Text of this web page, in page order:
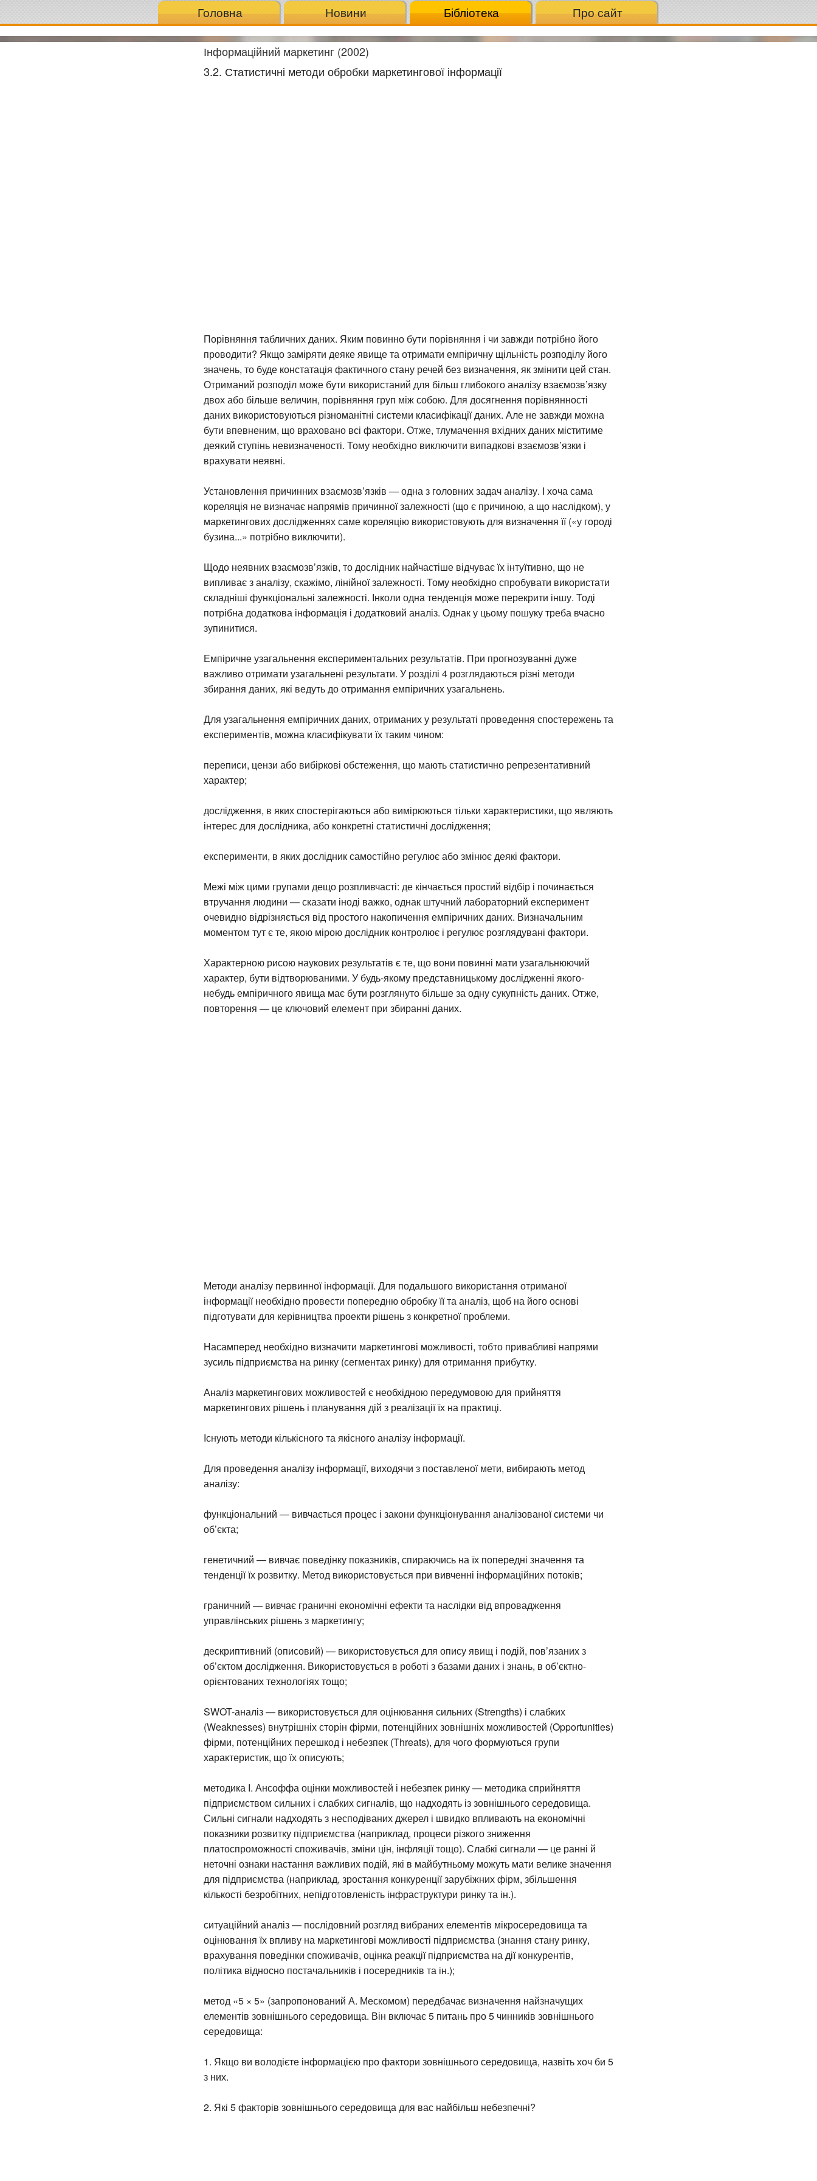
Головна Новини Бібліотека Про сайт
Інформаційний маркетинг (2002)
3.2. Статистичні методи обробки маркетингової інформації
Порівняння табличних даних. Яким повинно бути порівняння і чи завжди потрібно його
проводити? Якщо заміряти деяке явище та отримати емпіричну щільність розподілу його
значень, то буде констатація фактичного стану речей без визначення, як змінити цей стан.
Отриманий розподіл може бути використаний для більш глибокого аналізу взаємозв’язку
двох або більше величин, порівняння груп між собою. Для досягнення порівнянності
даних використовуються різноманітні системи класифікації даних. Але не завжди можна
бути впевненим, що враховано всі фактори. Отже, тлумачення вхідних даних міститиме
деякий ступінь невизначеності. Тому необхідно виключити випадкові взаємозв’язки і
врахувати неявні.
Установлення причинних взаємозв’язків — одна з головних задач аналізу. І хоча сама
кореляція не визначає напрямів причинної залежності (що є причиною, а що наслідком), у
маркетингових дослідженнях саме кореляцію використовують для визначення її («у городі
бузина...» потрібно виключити).
Щодо неявних взаємозв’язків, то дослідник найчастіше відчуває їх інтуїтивно, що не
випливає з аналізу, скажімо, лінійної залежності. Тому необхідно спробувати використати
складніші функціональні залежності. Інколи одна тенденція може перекрити іншу. Тоді
потрібна додаткова інформація і додатковий аналіз. Однак у цьому пошуку треба вчасно
зупинитися.
Емпіричне узагальнення експериментальних результатів. При прогнозуванні дуже
важливо отримати узагальнені результати. У розділі 4 розглядаються різні методи
збирання даних, які ведуть до отримання емпіричних узагальнень.
Для узагальнення емпіричних даних, отриманих у результаті проведення спостережень та
експериментів, можна класифікувати їх таким чином:
переписи, цензи або вибіркові обстеження, що мають статистично репрезентативний
характер;
дослідження, в яких спостерігаються або вимірюються тільки характеристики, що являють
інтерес для дослідника, або конкретні статистичні дослідження;
експерименти, в яких дослідник самостійно регулює або змінює деякі фактори.
Межі між цими групами дещо розпливчасті: де кінчається простий відбір і починається
втручання людини — сказати іноді важко, однак штучний лабораторний експеримент
очевидно відрізняється від простого накопичення емпіричних даних. Визначальним
моментом тут є те, якою мірою дослідник контролює і регулює розглядувані фактори.
Характерною рисою наукових результатів є те, що вони повинні мати узагальнюючий
характер, бути відтворюваними. У будь-якому представницькому дослідженні якого-
небудь емпіричного явища має бути розглянуто більше за одну сукупність даних. Отже,
повторення — це ключовий елемент при збиранні даних.
Методи аналізу первинної інформації. Для подальшого використання отриманої
інформації необхідно провести попередню обробку її та аналіз, щоб на його основі
підготувати для керівництва проекти рішень з конкретної проблеми.
Насамперед необхідно визначити маркетингові можливості, тобто привабливі напрями
зусиль підприємства на ринку (сегментах ринку) для отримання прибутку.
Аналіз маркетингових можливостей є необхідною передумовою для прийняття
маркетингових рішень і планування дій з реалізації їх на практиці.
Існують методи кількісного та якісного аналізу інформації.
Для проведення аналізу інформації, виходячи з поставленої мети, вибирають метод
аналізу:
функціональний — вивчається процес і закони функціонування аналізованої системи чи
об’єкта;
генетичний — вивчає поведінку показників, спираючись на їх попередні значення та
тенденції їх розвитку. Метод використовується при вивченні інформаційних потоків;
граничний — вивчає граничні економічні ефекти та наслідки від впровадження
управлінських рішень з маркетингу;
дескриптивний (описовий) — використовується для опису явищ і подій, пов’язаних з
об’єктом дослідження. Використовується в роботі з базами даних і знань, в об’єктно-
орієнтованих технологіях тощо;
SWOT-аналіз — використовується для оцінювання сильних (Strengths) і слабких
(Weaknesses) внутрішніх сторін фірми, потенційних зовнішніх можливостей (Opportunities)
фірми, потенційних перешкод і небезпек (Threats), для чого формуються групи
характеристик, що їх описують;
методика І. Ансоффа оцінки можливостей і небезпек ринку — методика сприйняття
підприємством сильних і слабких сигналів, що надходять із зовнішнього середовища.
Сильні сигнали надходять з несподіваних джерел і швидко впливають на економічні
показники розвитку підприємства (наприклад, процеси різкого зниження
платоспроможності споживачів, зміни цін, інфляції тощо). Слабкі сигнали — це ранні й
неточні ознаки настання важливих подій, які в майбутньому можуть мати велике значення
для підприємства (наприклад, зростання конкуренції зарубіжних фірм, збільшення
кількості безробітних, непідготовленість інфраструктури ринку та ін.).
ситуаційний аналіз — послідовний розгляд вибраних елементів мікросередовища та
оцінювання їх впливу на маркетингові можливості підприємства (знання стану ринку,
врахування поведінки споживачів, оцінка реакції підприємства на дії конкурентів,
політика відносно постачальників і посередників та ін.);
метод «5 × 5» (запропонований А. Мескомом) передбачає визначення найзначущих
елементів зовнішнього середовища. Він включає 5 питань про 5 чинників зовнішнього
середовища:
1. Якщо ви володієте інформацією про фактори зовнішнього середовища, назвіть хоч би 5
з них.
2. Які 5 факторів зовнішнього середовища для вас найбільш небезпечні?